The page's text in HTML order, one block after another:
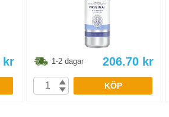
kr 1-2 dagar 206.70 kr
KÖP